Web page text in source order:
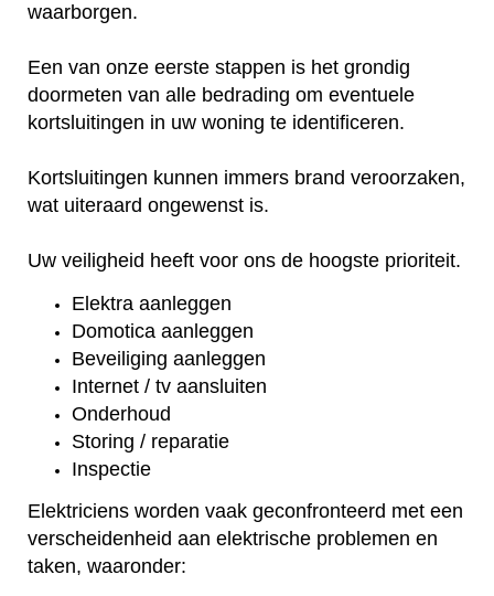
waarborgen.
Een van onze eerste stappen is het grondig
doormeten van alle bedrading om eventuele
kortsluitingen in uw woning te identificeren.
Kortsluitingen kunnen immers brand veroorzaken,
wat uiteraard ongewenst is.
Uw veiligheid heeft voor ons de hoogste prioriteit.
Elektra aanleggen
Domotica aanleggen
Beveiliging aanleggen
Internet / tv aansluiten
Onderhoud
Storing / reparatie
Inspectie
Elektriciens worden vaak geconfronteerd met een
verscheidenheid aan elektrische problemen en
taken, waaronder: